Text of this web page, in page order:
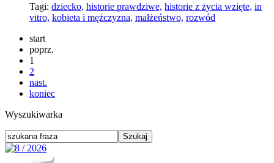
Tagi: dziecko, historie prawdziwe, historie z życia wzięte, in
vitro, kobieta i mężczyzna, małżeństwo, rozwód
start
poprz.
1
2
nast.
koniec
Wyszukiwarka